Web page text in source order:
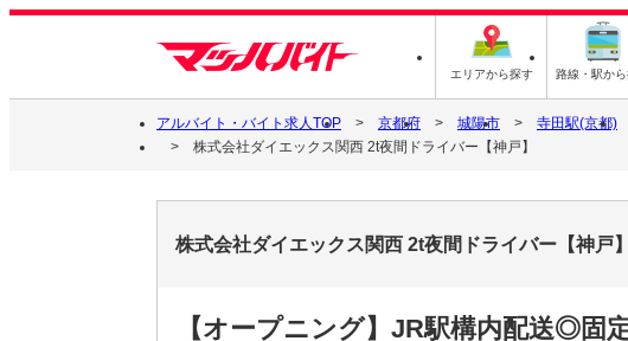
エリアから探す 路線・駅か
アルバイト・バイト求人TOP 京都府 城陽市 寺田駅(京都)
株式会社ダイエックス関西 2t夜間ドライバー【神戸】
株式会社ダイエックス関西 2t夜間ドライバー【神戸
【オープニング】JR駅構内配送◎固